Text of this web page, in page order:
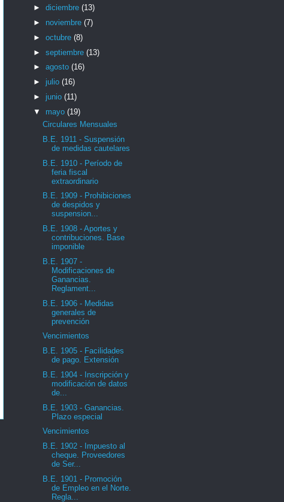
► diciembre (13)
► noviembre (7)
► octubre (8)
► septiembre (13)
► agosto (16)
► julio (16)
► junio (11)
▼ mayo (19)
Circulares Mensuales
B.E. 1911 - Suspensión
de medidas cautelares
B.E. 1910 - Período de
feria fiscal
extraordinario
B.E. 1909 - Prohibiciones
de despidos y
suspension...
B.E. 1908 - Aportes y
contribuciones. Base
imponible
B.E. 1907 -
Modificaciones de
Ganancias.
Reglament...
B.E. 1906 - Medidas
generales de
prevención
Vencimientos
B.E. 1905 - Facilidades
de pago. Extensión
B.E. 1904 - Inscripción y
modificación de datos
de...
B.E. 1903 - Ganancias.
Plazo especial
Vencimientos
B.E. 1902 - Impuesto al
cheque. Proveedores
de Ser...
B.E. 1901 - Promoción
de Empleo en el Norte.
Regla...